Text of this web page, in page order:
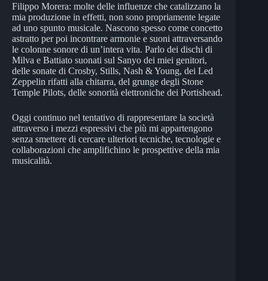
Filippo Morera: molte delle influenze che catalizzano la
mia produzione in effetti, non sono propriamente legate
ad uno spunto musicale. Nascono spesso come concetto
astratto per poi incontrare armonie e suoni attraversando
le colonne sonore di un’intera vita. Parlo dei dischi di
Milva e Battiato suonati sul Sanyo dei miei genitori,
delle sonate di Crosby, Stills, Nash & Young, dei Led
Zeppelin rifatti alla chitarra, del grunge degli Stone
Temple Pilots, delle sonorità elettroniche dei Portishead.
Oggi continuo nel tentativo di rappresentare la società
attraverso i mezzi espressivi che più mi appartengono
senza smettere di cercare ulteriori tecniche, tecnologie e
collaborazioni che amplifichino le prospettive della mia
musicalità.